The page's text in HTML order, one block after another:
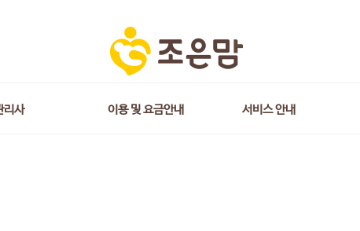
리사 이용 및 요금안내 서비스 안내